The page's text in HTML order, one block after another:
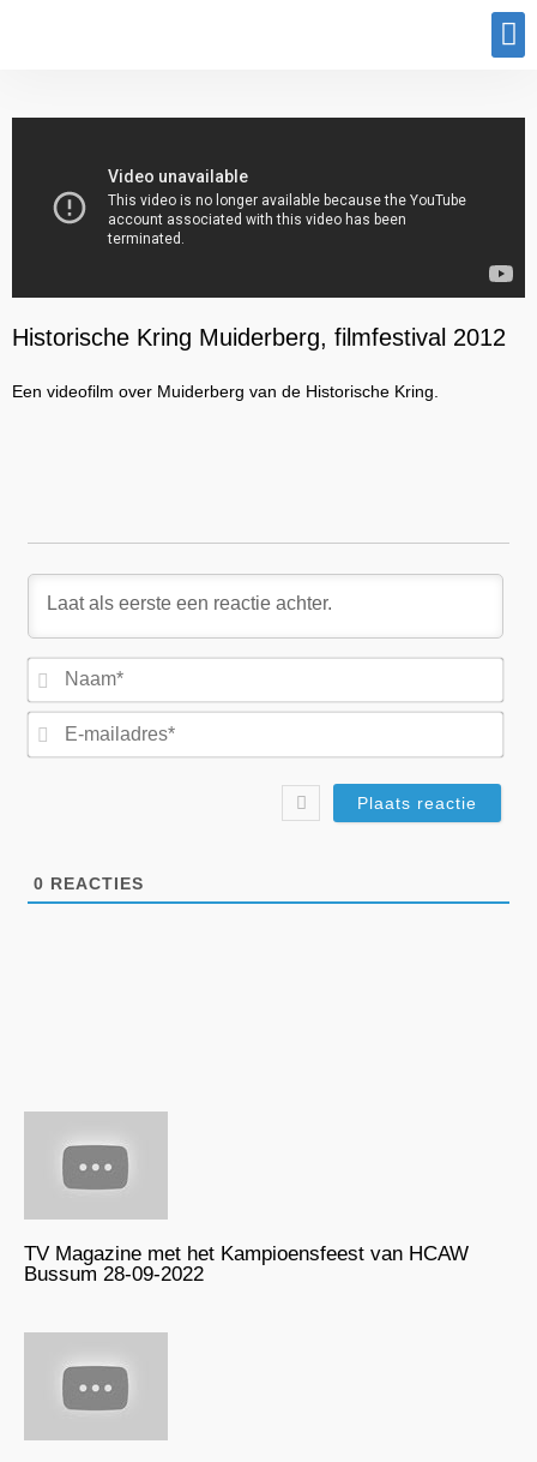
Historische Kring Muiderberg, filmfestival 2012
Een videofilm over Muiderberg van de Historische Kring.
0 REACTIES
TV Magazine met het Kampioensfeest van HCAW
Bussum 28-09-2022